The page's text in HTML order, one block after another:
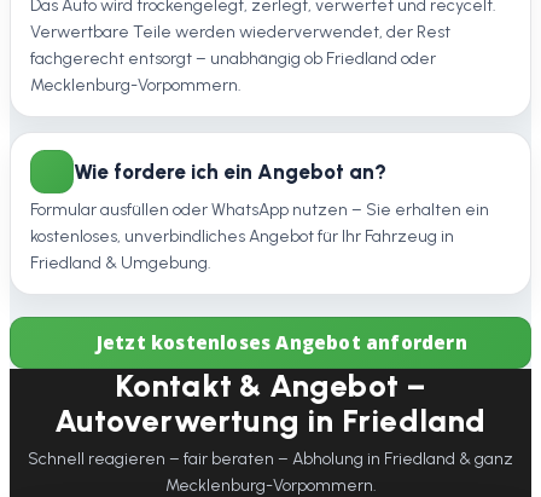
Das Auto wird trockengelegt, zerlegt, verwertet und recycelt.
Verwertbare Teile werden wiederverwendet, der Rest
fachgerecht entsorgt – unabhängig ob Friedland oder
Mecklenburg-Vorpommern.
Wie fordere ich ein Angebot an?
Formular ausfüllen oder WhatsApp nutzen – Sie erhalten ein
kostenloses, unverbindliches Angebot für Ihr Fahrzeug in
Friedland & Umgebung.
Jetzt kostenloses Angebot anfordern
Kontakt & Angebot –
Autoverwertung in Friedland
Schnell reagieren – fair beraten – Abholung in Friedland & ganz
Mecklenburg-Vorpommern.